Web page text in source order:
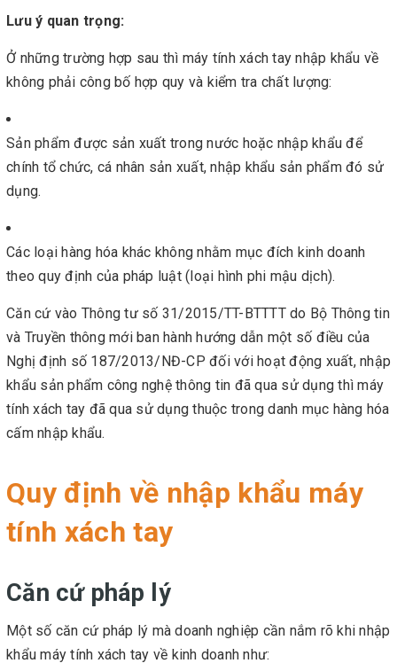
Lưu ý quan trọng:
Ở những trường hợp sau thì máy tính xách tay nhập khẩu về
không phải công bố hợp quy và kiểm tra chất lượng:
Sản phẩm được sản xuất trong nước hoặc nhập khẩu để
chính tổ chức, cá nhân sản xuất, nhập khẩu sản phẩm đó sử
dụng.
Các loại hàng hóa khác không nhằm mục đích kinh doanh
theo quy định của pháp luật (loại hình phi mậu dịch).
Căn cứ vào Thông tư số 31/2015/TT-BTTTT do Bộ Thông tin
và Truyền thông mới ban hành hướng dẫn một số điều của
Nghị định số 187/2013/NĐ-CP đối với hoạt động xuất, nhập
khẩu sản phẩm công nghệ thông tin đã qua sử dụng thì máy
tính xách tay đã qua sử dụng thuộc trong danh mục hàng hóa
cấm nhập khẩu.
Quy định về nhập khẩu máy
tính xách tay
Căn cứ pháp lý
Một số căn cứ pháp lý mà doanh nghiệp cần nắm rõ khi nhập
khẩu máy tính xách tay về kinh doanh như: